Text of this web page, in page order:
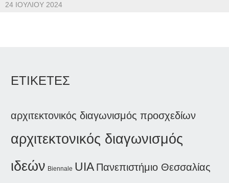
24 ΙΟΥΛΊΟΥ 2024
ΕΤΙΚΕΤΕΣ
αρχιτεκτονικός διαγωνισμός προσχεδίων
αρχιτεκτονικός διαγωνισμός
ιδεών Biennale UIA Πανεπιστήμιο Θεσσαλίας